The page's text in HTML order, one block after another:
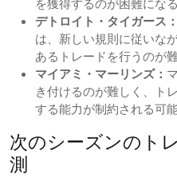
を獲得するのが困難にな
デトロイト・タイガース：
は、新しい規則に従いな
あるトレードを行うのが
マイアミ・マーリンズ：
き付けるのが難しく、ト
する能力が制約される可
次のシーズンのト
測